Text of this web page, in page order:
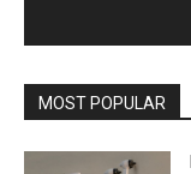
MOST POPULAR